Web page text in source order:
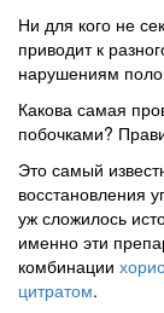
Ни для кого не
приводит к
нарушениям
Какова самая
побочками?
Это самый
восстановления
уж сложилось
именно эти
комбинации
цитратом.